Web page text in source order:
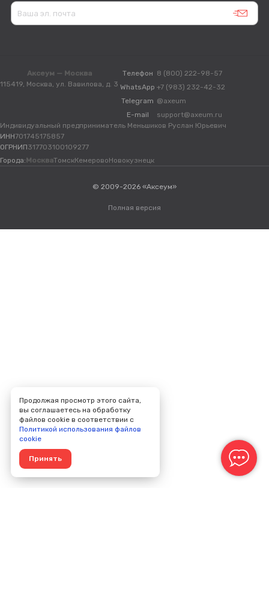
Аксеум — Москва
115419, Москва, ул. Вавилова, д. 3
Телефон 8 (800) 222-98-57
WhatsApp +7 (983) 232-42-32
Telegram @axeum
E-mail
support@axeum.ru
Индивидуальный предприниматель Меньшиков Руслан Юрьевич
ИНН701745175857
ОГРНИП317703100109277
Города: МоскваТомскКемеровоНовокузнецк
© 2009-2026 «Аксеум»
Полная версия
Продолжая просмотр этого сайта,
вы соглашаетесь на обработку
файлов cookie в соответствии с
Политикой использования файлов
cookie
Принять